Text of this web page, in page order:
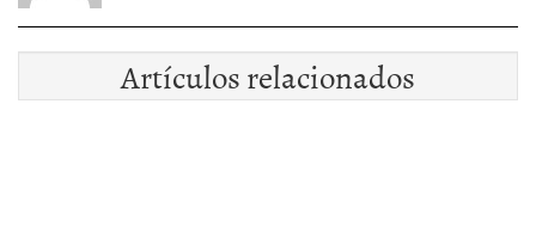
Artículos relacionados